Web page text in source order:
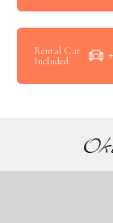
Rental Car
Included